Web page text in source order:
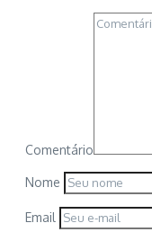
Comentário
Nome
Email